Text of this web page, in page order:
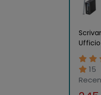
Nero
PC
15